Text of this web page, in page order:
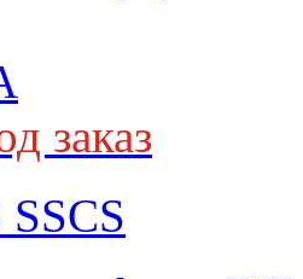
заказ